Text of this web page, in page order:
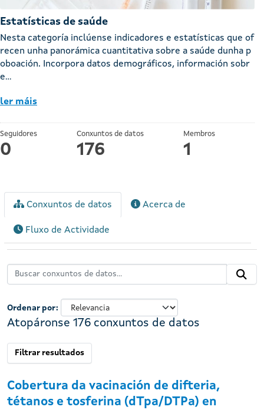
Estatísticas de saúde
Nesta categoría inclúense indicadores e estatísticas que of
recen unha panorámica cuantitativa sobre a saúde dunha p
oboación. Incorpora datos demográficos, información sobr
e...
ler máis
Seguidores
0
Conxuntos de datos
176
Membros
1
Conxuntos de datos Acerca de
Fluxo de Actividade
Ordenar por
Atopáronse 176 conxuntos de datos
Filtrar resultados
Cobertura da vacinación de difteria,
tétanos e tosferina (dTpa/DTPa) en